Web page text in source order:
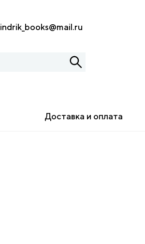
indrik_books@mail.ru
Доставка и оплата